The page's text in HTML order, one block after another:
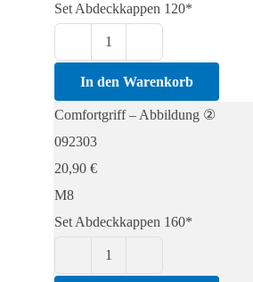
Set Abdeckkappen 120*
-
Abbildung
In den Warenkorb
Comfortgriff – Abbildung ②
092303
20,90 €
M8
Set Abdeckkappen 160*